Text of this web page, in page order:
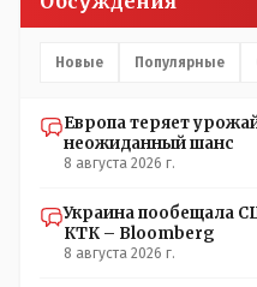
Новые Популярные
Европа теряет
неожиданный шанс
8 августа 2026 г.
Украина пообещала
КТК – Bloomberg
8 августа 2026 г.